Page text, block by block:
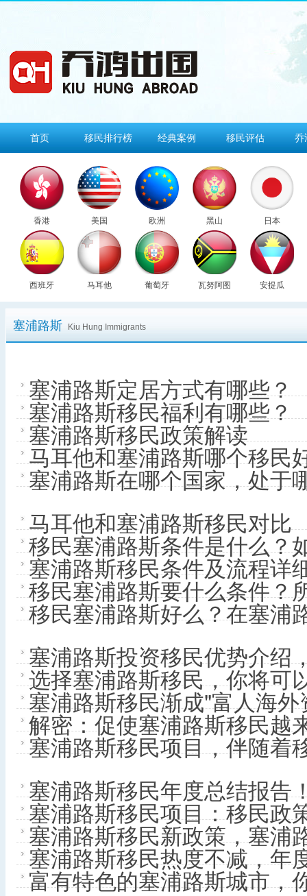
首页 移民排行榜 经典案例 移民评估 乔
香港 美国 欧洲 黑山 日本
西班牙 马耳他 葡萄牙 瓦努阿图 安提瓜
塞浦路斯 Kiu Hung Immigrants
塞浦路斯定居方式有哪些？
塞浦路斯移民福利有哪些？
塞浦路斯移民政策解读
马耳他和塞浦路斯哪个移民
塞浦路斯在哪个国家，处于
马耳他和塞浦路斯移民对比
移民塞浦路斯条件是什么？
塞浦路斯移民条件及流程详
移民塞浦路斯要什么条件？
移民塞浦路斯好么？在塞浦
塞浦路斯投资移民优势介绍
选择塞浦路斯移民，你将可
塞浦路斯移民渐成"富人海
解密：促使塞浦路斯移民越
塞浦路斯移民项目，伴随着
塞浦路斯移民年度总结报告
塞浦路斯移民项目：移民政
塞浦路斯移民新政策，塞浦
塞浦路斯移民热度不减，年
富有特色的塞浦路斯城市，